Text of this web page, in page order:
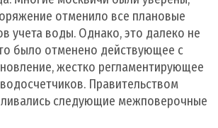
отменило все плановые
учета воды. Однако, это далеко не
было отменено действующее с
жестко регламентирующее
Правительством
следующие межповерочные